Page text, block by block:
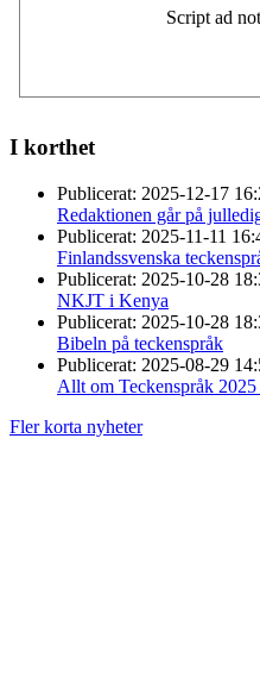
I korthet
Publicerat: 2025-12-17
Redaktionen går på
Publicerat: 2025-11-11
Finlandssvenska
Publicerat: 2025-10-28
NKJT i Kenya
Publicerat: 2025-10-28
Bibeln på teckenspråk
Publicerat: 2025-08-29
Allt om Teckenspråk
Fler korta nyheter